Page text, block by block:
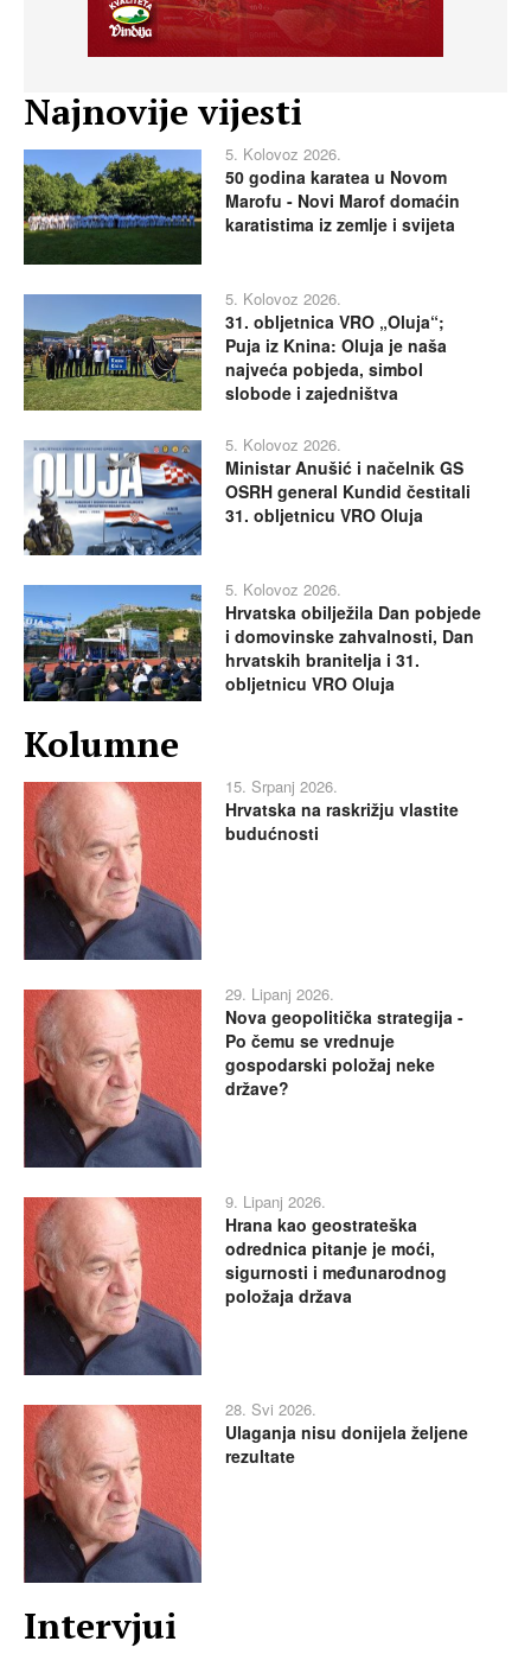
Najnovije vijesti
5. Kolovoz 2026.
50 godina karatea u Novom
Marofu - Novi Marof domaćin
karatistima iz zemlje i svijeta
5. Kolovoz 2026.
31. obljetnica VRO „Oluja“;
Puja iz Knina: Oluja je naša
najveća pobjeda, simbol
slobode i zajedništva
5. Kolovoz 2026.
Ministar Anušić i načelnik GS
OSRH general Kundid čestitali
31. obljetnicu VRO Oluja
5. Kolovoz 2026.
Hrvatska obilježila Dan pobjede
i domovinske zahvalnosti, Dan
hrvatskih branitelja i 31.
obljetnicu VRO Oluja
Kolumne
15. Srpanj 2026.
Hrvatska na raskrižju vlastite
budućnosti
29. Lipanj 2026.
Nova geopolitička strategija -
Po čemu se vrednuje
gospodarski položaj neke
države?
9. Lipanj 2026.
Hrana kao geostrateška
odrednica pitanje je moći,
sigurnosti i međunarodnog
položaja država
28. Svi 2026.
Ulaganja nisu donijela željene
rezultate
Intervjui